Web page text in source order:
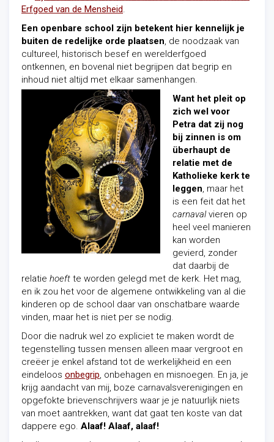
Erfgoed van de Mensheid.
Een openbare school zijn betekent hier kennelijk je
buiten de redelijke orde plaatsen, de noodzaak van
cultureel, historisch besef en werelderfgoed
ontkennen, en bovenal niet begrijpen dat begrip en
inhoud niet altijd met elkaar samenhangen.
Want het pleit op
zich wel voor
Petra dat zij nog
bij zinnen is om
überhaupt de
relatie met de
Katholieke kerk te
leggen, maar het
is een feit dat het
carnavalvieren op
heel veel manieren
kan worden
gevierd, zonder
dat daarbij de
relatie hoeft te worden gelegd met de kerk. Het mag,
en ik zou het voor de algemene ontwikkeling van al die
kinderen op de school daar van onschatbare waarde
vinden, maar het is niet per se nodig.
Door die nadruk wel zo expliciet te maken wordt de
tegenstelling tussen mensen alleen maar vergroot en
creëer je enkel afstand tot de werkelijkheid en een
eindeloos onbegrip, onbehagen en misnoegen. En ja, je
krijg aandacht van mij, boze carnavalsverenigingen en
opgefokte brievenschrijvers waar je je natuurlijk niets
van moet aantrekken, want dat gaat ten koste van dat
dappere ego. Alaaf! Alaaf, alaaf!